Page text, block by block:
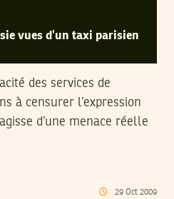
vues d’un taxi parisien
des services de
à censurer l’expression
d’une menace réelle
29 Oct 2009